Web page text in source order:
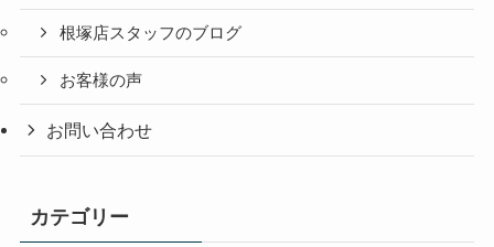
根塚店スタッフのブログ
お客様の声
お問い合わせ
カテゴリー